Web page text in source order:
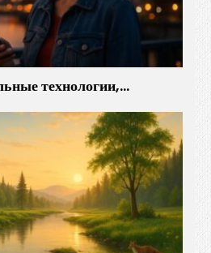
технологии,…